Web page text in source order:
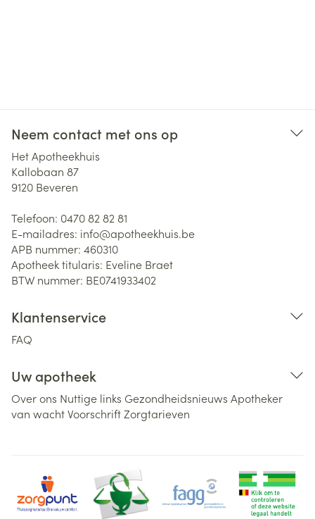
Neem contact met ons op
Het Apotheekhuis
Kallobaan 87
9120 Beveren
Telefoon: 0470 82 82 81
E-mailadres: info@apotheekhuis.be
APB nummer: 460310
Apotheek titularis: Eveline Braet
BTW nummer: BE0741933402
Klantenservice
FAQ
Uw apotheek
Over ons Nuttige links Gezondheidsnieuws Apotheker
van wachtVoorschriftZorgtarieven